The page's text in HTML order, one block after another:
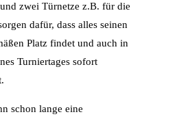
zwei Türnetze z.B. für die
dafür, dass alles seinen
Platz findet und auch in
Turniertages sofort
schon lange eine